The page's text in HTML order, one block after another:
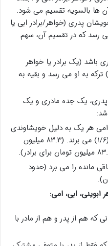
ها بالسویه تقسیم می شود.
پدری (خواهر/برادر ابی یا
رسد که در تقسیم آن، سهم
(یک برادر یا خواهر
به او می رسد و بقیه به
یک جده مادری و یک
امی هر یک به دلیل خویشاوندی
مادری، یک سدس (۱/۶) می برند. (۸۳.۳ میلیون
مانده را می برد (حدود
ابوینی، ابی، امی:
که هم از پدر و هم از مادر با